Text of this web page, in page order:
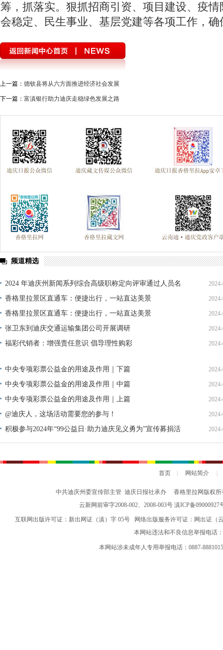
筹，抓落实。狠抓招商引资、项目建设、疫
会稳定、民生事业、基层党建等各项工作，
上一篇： 德钦县将从六方面推进经济社会发展
下一篇： 富滇银行助力迪庆走稳绿色发展之路
频道精选
2024 年迪庆州新闻系列综合高级职称定向评审通过人员名
单公示
香格里拉景区直通车：便捷出行，一站直达美景
香格里拉景区直通车：便捷出行，一站直达美景
张卫东到迪庆交通运输集团公司开展调研
福彩代销者：增强责任意识 倡导理性购彩
中央专项彩票公益金的用途及作用｜下篇
中央专项彩票公益金的用途及作用｜中篇
中央专项彩票公益金的用途及作用｜上篇
@迪庆人，这场活动需要您的参与！
积极参与2024年“99公益日·助力迪庆见义勇为”宣传募捐活
动倡议书